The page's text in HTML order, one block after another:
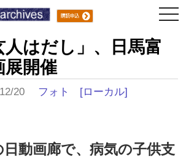
人はだし」、日馬富
展開催
20 フォト [ローカル]
日動画廊で、病気の子供支